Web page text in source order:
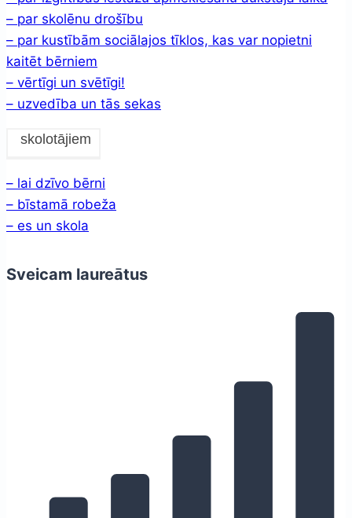
– par skolēnu drošību
– par kustībām sociālajos tīklos, kas var nopietni
kaitēt bērniem
– vērtīgi un svētīgi!
– uzvedība un tās sekas
skolotājiem
– lai dzīvo bērni
– bīstamā robeža
– es un skola
Sveicam laureātus